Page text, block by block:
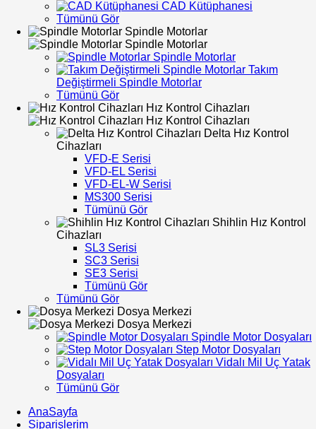
CAD Kütüphanesi
Tümünü Gör
Spindle Motorlar
Spindle Motorlar
Spindle Motorlar
Takım
Değiştirmeli Spindle Motorlar
Tümünü Gör
Hız Kontrol Cihazları
Hız Kontrol Cihazları
Delta Hız Kontrol
Cihazları
VFD-E Serisi
VFD-EL Serisi
VFD-EL-W Serisi
MS300 Serisi
Tümünü Gör
Shihlin Hız Kontrol
Cihazları
SL3 Serisi
SC3 Serisi
SE3 Serisi
Tümünü Gör
Tümünü Gör
Dosya Merkezi
Dosya Merkezi
Spindle Motor Dosyaları
Step Motor Dosyaları
Vidalı Mil Uç Yatak
Dosyaları
Tümünü Gör
AnaSayfa
Siparişlerim